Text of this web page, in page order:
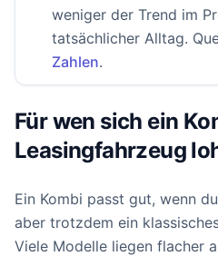
weniger der Trend im
tatsächlicher Alltag.
Zahlen.
Für wen sich ein
Leasingfahrzeug
Ein Kombi passt gut, wenn
aber trotzdem ein
Viele Modelle liegen flacher